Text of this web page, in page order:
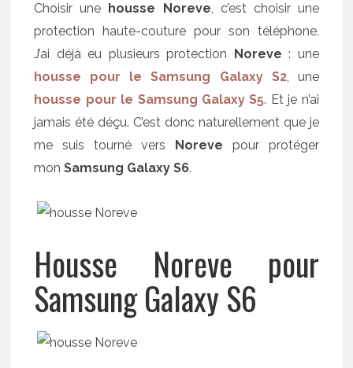
Choisir une housse Noreve, c’est choisir une
protection haute-couture pour son téléphone.
J’ai déjà eu plusieurs protection Noreve : une
housse pour le Samsung Galaxy S2, une
housse pour le Samsung Galaxy S5. Et je n’ai
jamais été déçu. C’est donc naturellement que je
me suis tourné vers Noreve pour protéger
mon Samsung Galaxy S6.
Housse Noreve pour
Samsung Galaxy S6